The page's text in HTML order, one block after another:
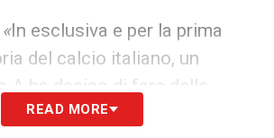
«In esclusiva e per la prima
del calcio italiano, un
A ha deciso di fare delle
di Filippo Roma,
READ MORE